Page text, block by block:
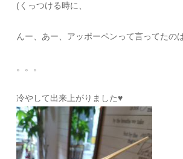
(くっつける時に、
んー、あー、アッポーペンって言ってたの
。。。
冷やして出来上がりました♥